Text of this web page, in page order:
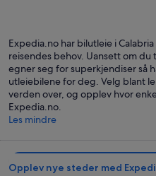
Expedia.no har bilutleie i
reisendes behov. Uansett om
egner seg for superkjendiser så
utleiebilene for deg. Velg blant
verden over, og opplev hvor
Expedia.no.
Les mindre
Opplev nye steder med